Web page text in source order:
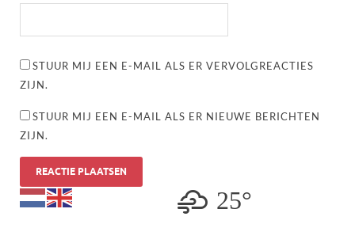
STUUR MIJ EEN E-MAIL ALS ER VERVOLGREACTIES
ZIJN.
STUUR MIJ EEN E-MAIL ALS ER NIEUWE BERICHTEN
ZIJN.
25°